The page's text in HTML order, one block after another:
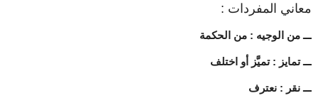
معاني المفردات :
ـــ من الوجيه : من الحكمة
ـــ تمايز : تميَّز أو اختلف
ـــ نقر : نعترف